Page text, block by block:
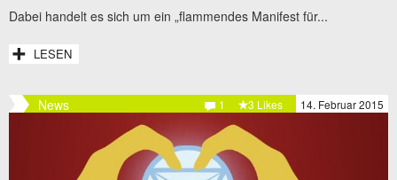
Dabei handelt es sich um ein „flammendes Manifest für...
LESEN
News 14. Februar 2015
3 Likes
1